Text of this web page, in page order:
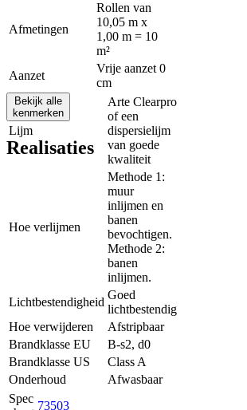
Afmetingen
Rollen van
10,05 m x
1,00 m = 10
m²
Aanzet
Vrije aanzet 0
cm
Lijm
Arte Clearpro
of een
dispersielijm
van goede
kwaliteit
Hoe verlijmen
Methode 1:
muur
inlijmen en
banen
bevochtigen.
Methode 2:
banen
inlijmen.
Lichtbestendigheid
Goed
lichtbestendig
Hoe verwijderen
Afstripbaar
Brandklasse EU
B-s2, d0
Brandklasse US
Class A
Onderhoud
Afwasbaar
Spec
73503
Bekijk alle
kenmerken
Realisaties